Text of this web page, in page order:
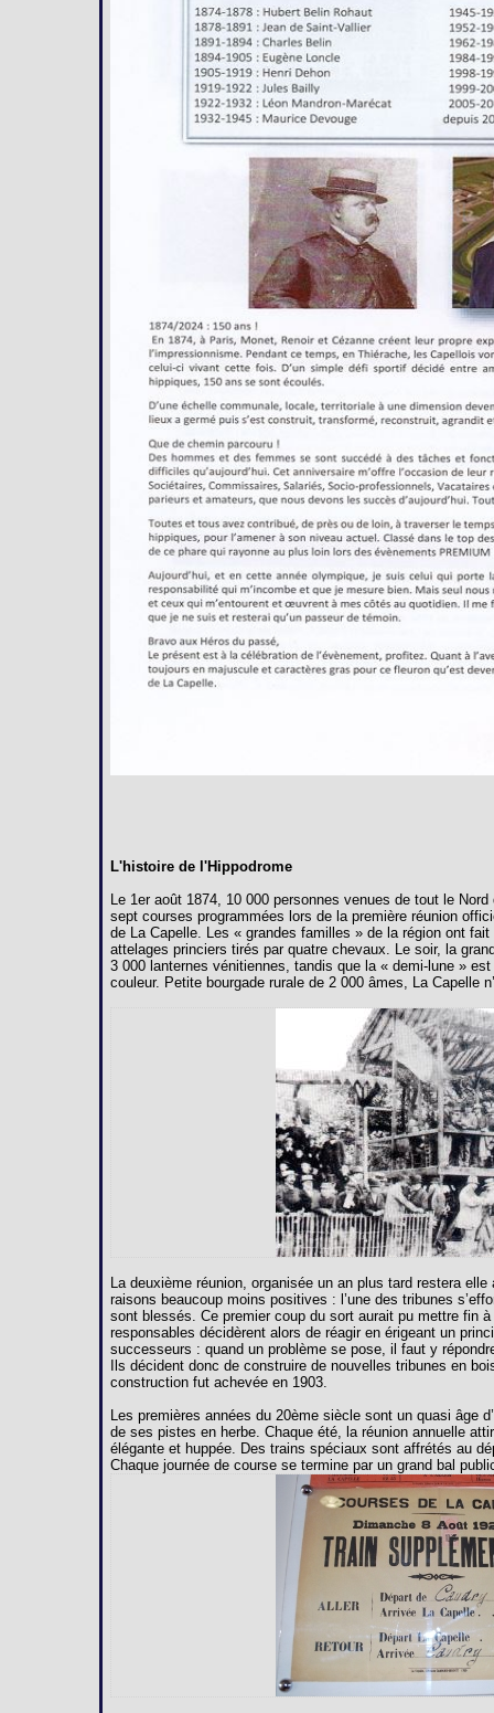
L'histoire de l'Hippodrome
Le 1er août 1874, 10 000 personnes venues de tout le
sept courses programmées lors de la première réunion
de La Capelle. Les « grandes familles » de la région ont
attelages princiers tirés par quatre chevaux. Le soir, la
3 000 lanternes vénitiennes, tandis que la « demi-lune »
couleur. Petite bourgade rurale de 2 000 âmes, La Capelle
La deuxième réunion, organisée un an plus tard restera
raisons beaucoup moins positives : l’une des tribunes
sont blessés. Ce premier coup du sort aurait pu mettre fin à
responsables décidèrent alors de réagir en érigeant un
successeurs : quand un problème se pose, il faut y
Ils décident donc de construire de nouvelles tribunes en
construction fut achevée en 1903.
Les premières années du 20ème siècle sont un quasi âge
de ses pistes en herbe. Chaque été, la réunion annuelle
élégante et huppée. Des trains spéciaux sont affrétés au
Chaque journée de course se termine par un grand bal